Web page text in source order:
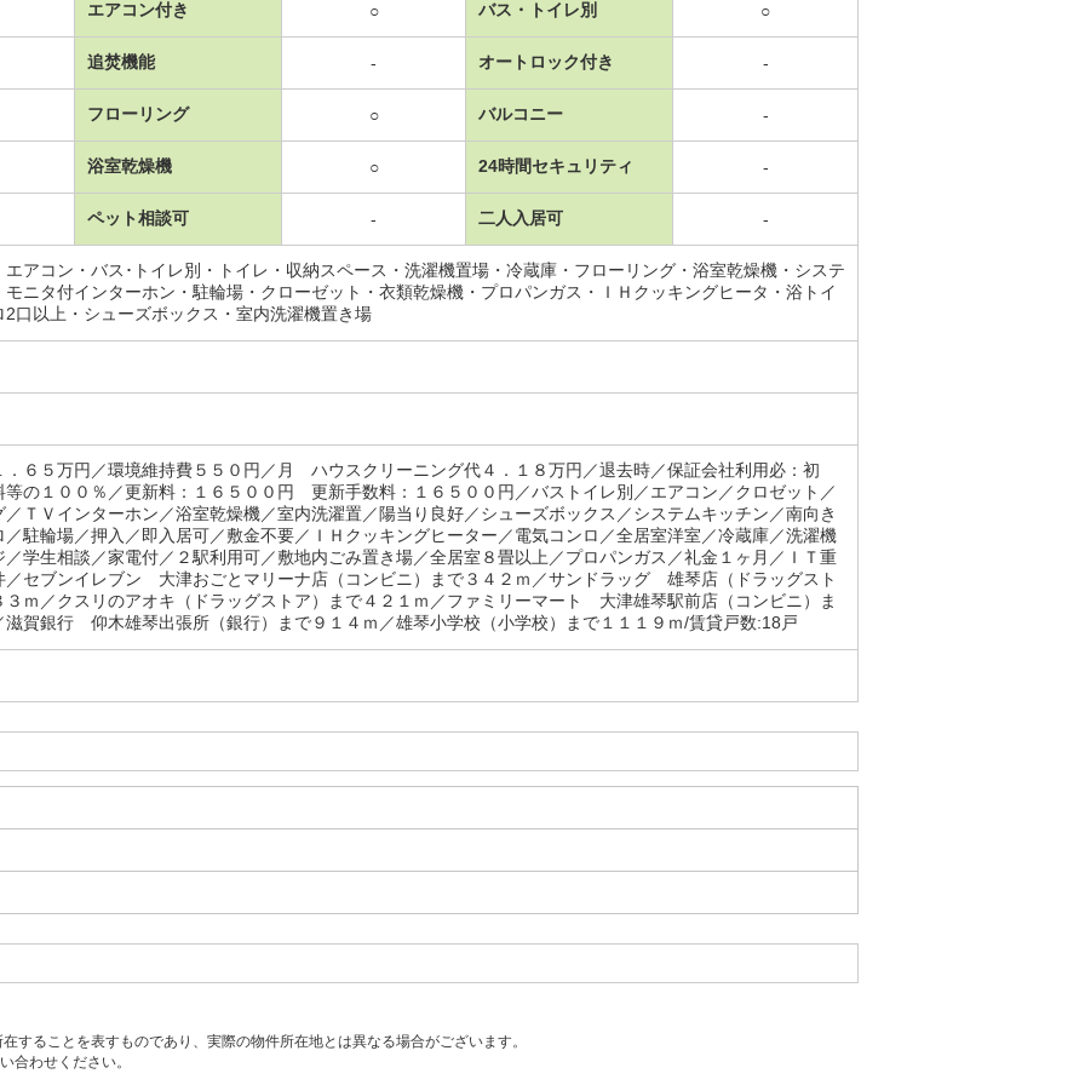
エアコン付き ○ バス・トイレ別 ○
追焚機能 - オートロック付き -
フローリング ○ バルコニー -
浴室乾燥機 ○ 24時間セキュリティ -
ペット相談可 - 二人入居可 -
エアコン・バス･トイレ別・トイレ・収納スペース・洗濯機置場・冷蔵庫・フローリング・浴室乾燥機・システ
モニタ付インターホン・駐輪場・クローゼット・衣類乾燥機・プロパンガス・ＩＨクッキングヒータ・浴トイ
2口以上・シューズボックス・室内洗濯機置き場
．６５万円／環境維持費５５０円／月 ハウスクリーニング代４．１８万円／退去時／保証会社利用必：初
等の１００％／更新料：１６５００円 更新手数料：１６５００円／バストイレ別／エアコン／クロゼット／
／ＴＶインターホン／浴室乾燥機／室内洗濯置／陽当り良好／シューズボックス／システムキッチン／南向き
／駐輪場／押入／即入居可／敷金不要／ＩＨクッキングヒーター／電気コンロ／全居室洋室／冷蔵庫／洗濯機
／学生相談／家電付／２駅利用可／敷地内ごみ置き場／全居室８畳以上／プロパンガス／礼金１ヶ月／ＩＴ重
セブンイレブン 大津おごとマリーナ店（コンビニ）まで３４２ｍ／サンドラッグ 雄琴店（ドラッグスト
３ｍ／クスリのアオキ（ドラッグストア）まで４２１ｍ／ファミリーマート 大津雄琴駅前店（コンビニ）ま
滋賀銀行 仰木雄琴出張所（銀行）まで９１４ｍ／雄琴小学校（小学校）まで１１１９ｍ/賃貸戸数:18戸
することを表すものであり、実際の物件所在地とは異なる場合がございます。
合わせください。